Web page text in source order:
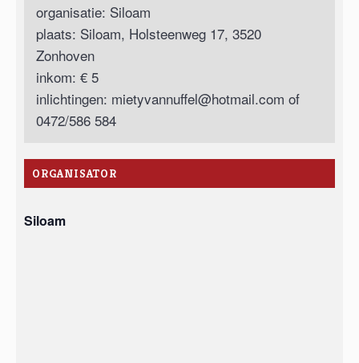
organisatie: Siloam
plaats: Siloam, Holsteenweg 17, 3520
Zonhoven
inkom: € 5
inlichtingen: mietyvannuffel@hotmail.com of
0472/586 584
ORGANISATOR
Siloam